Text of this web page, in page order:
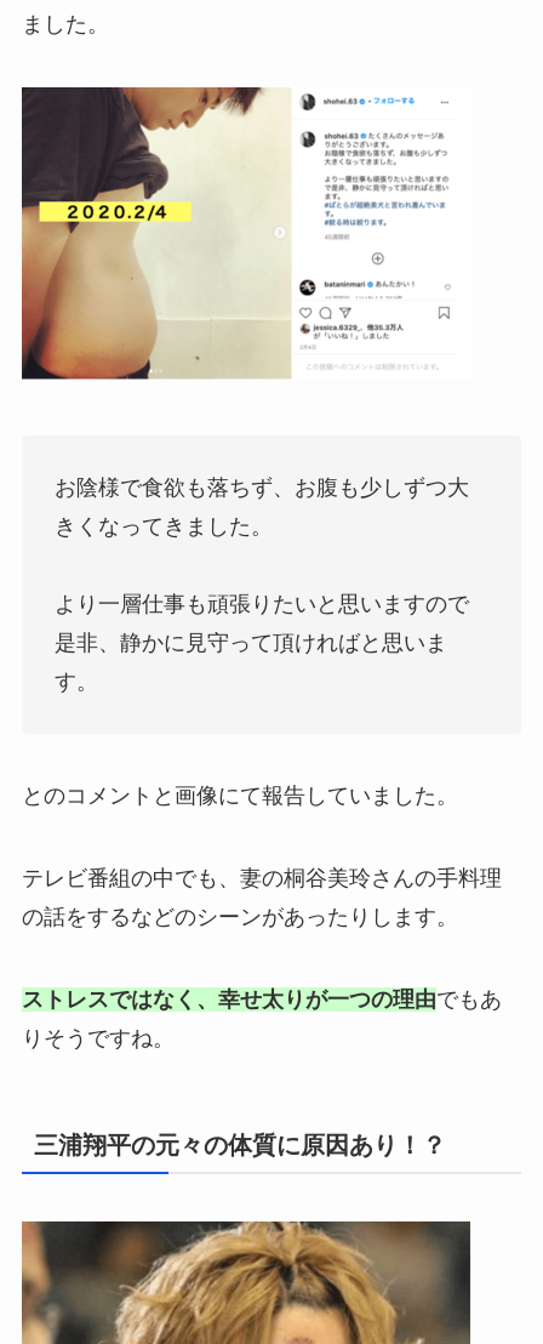
ました。
お陰様で食欲も落ちず、お腹も少しずつ大
きくなってきました。
より一層仕事も頑張りたいと思いますので
是非、静かに見守って頂ければと思いま
す。
とのコメントと画像にて報告していました。
テレビ番組の中でも、妻の桐谷美玲さんの手料理
の話をするなどのシーンがあったりします。
ストレスではなく、幸せ太りが一つの理由でもあ
りそうですね。
三浦翔平の元々の体質に原因あり！？